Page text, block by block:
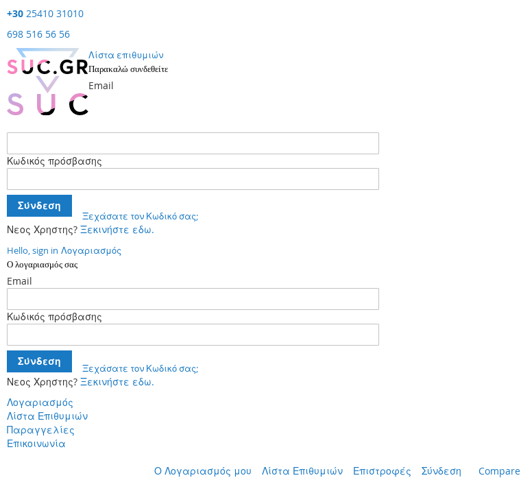
+30 25410 31010
698 516 56 56
Λίστα επιθυμιών
Παρακαλώ συνδεθείτε
Email
Κωδικός πρόσβασης
Σύνδεση
Ξεχάσατε τον Κωδικό σας;
Νεος Χρηστης? Ξεκινήστε εδω.
Hello, sign in Λογαριασμός
Ο λογαριασμός σας
Email
Κωδικός πρόσβασης
Σύνδεση
Ξεχάσατε τον Κωδικό σας;
Νεος Χρηστης? Ξεκινήστε εδω.
Λογαριασμός
Λίστα Επιθυμιών
Παραγγελίες
Επικοινωνία
Ο Λογαριασμός μου Λίστα Επιθυμιών Επιστροφές Σύνδεση Compare